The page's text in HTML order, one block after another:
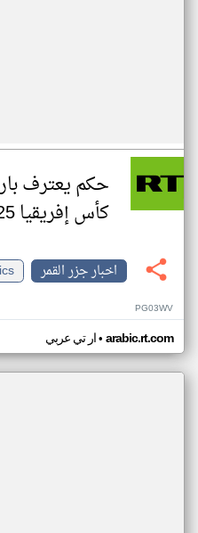
حكم يعترف
كأس إفريقيا 2025
اخبار جزر القمر
PG03WV
ار تي عربي• arabic.rt.com